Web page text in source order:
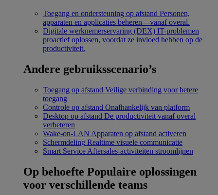
Toegang en ondersteuning op afstand Personen,
apparaten en applicaties beheren—vanaf overal.
Digitale werknemerservaring (DEX) IT-problemen
proactief oplossen, voordat ze invloed hebben op de
productiviteit.
Andere gebruiksscenario’s
Toegang op afstand Veilige verbinding voor betere
toegang
Controle op afstand Onafhankelijk van platform
Desktop op afstand De productiviteit vanaf overal
verbeteren
Wake-on-LAN Apparaten op afstand activeren
Schermdeling Realtime visuele communicatie
Smart Service Aftersales-activiteiten stroomlijnen
Op behoefte Populaire oplossingen
voor verschillende teams